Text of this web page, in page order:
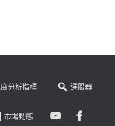
分析指標 選股器
市場動態